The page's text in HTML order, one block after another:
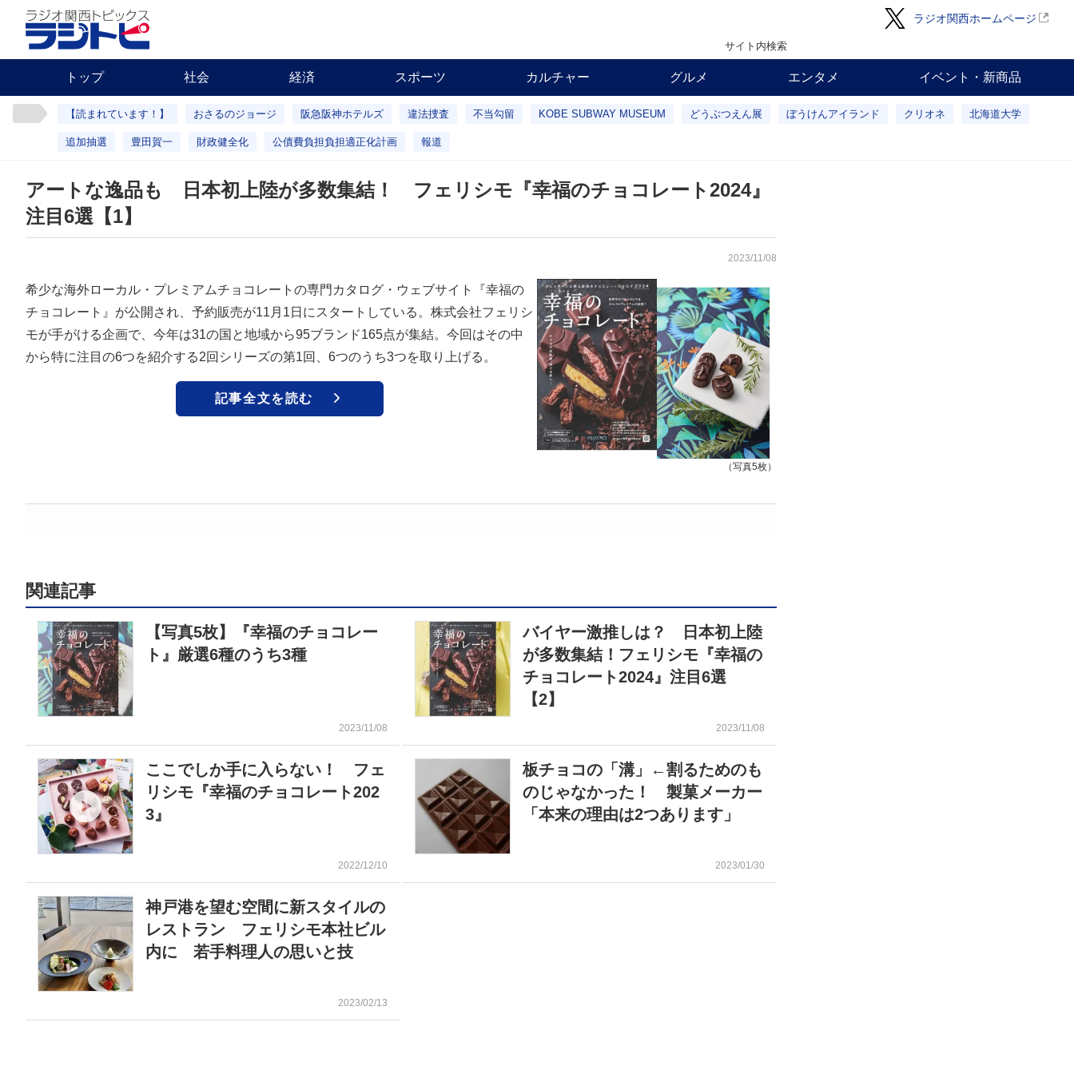
ラジオ関西ホームページ
サイト内検索
トップ 社会 経済 スポーツ カルチャー グルメ エンタメ イベント・新商品
【読まれています！】 おさるのジョージ 阪急阪神ホテルズ 違法捜査 不当勾留 KOBE SUBWAY MUSEUM どうぶつえん展 ぼうけんアイランド クリオネ 北海道大学
追加抽選 豊田賀一 財政健全化 公債費負担負担適正化計画 報道
アートな逸品も 日本初上陸が多数集結！ フェリシモ『幸福のチョコレート2024』
注目6選【1】
2023/11/08
（写真5枚）
希少な海外ローカル・プレミアムチョコレートの専門カタログ・ウェブサイト『幸福の
チョコレート』が公開され、予約販売が11月1日にスタートしている。株式会社フェリシ
モが手がける企画で、今年は31の国と地域から95ブランド165点が集結。今回はその中
から特に注目の6つを紹介する2回シリーズの第1回、6つのうち3つを取り上げる。
記事全文を読む
関連記事
【写真5枚】『幸福のチョコレー
ト』厳選6種のうち3種
2023/11/08
バイヤー激推しは？ 日本初上陸
が多数集結！フェリシモ『幸福の
チョコレート2024』注目6選
【2】
2023/11/08
ここでしか手に入らない！ フェ
リシモ『幸福のチョコレート202
3』
2022/12/10
板チョコの「溝」←割るためのも
のじゃなかった！ 製菓メーカー
「本来の理由は2つあります」
2023/01/30
神戸港を望む空間に新スタイルの
レストラン フェリシモ本社ビル
内に 若手料理人の思いと技
2023/02/13